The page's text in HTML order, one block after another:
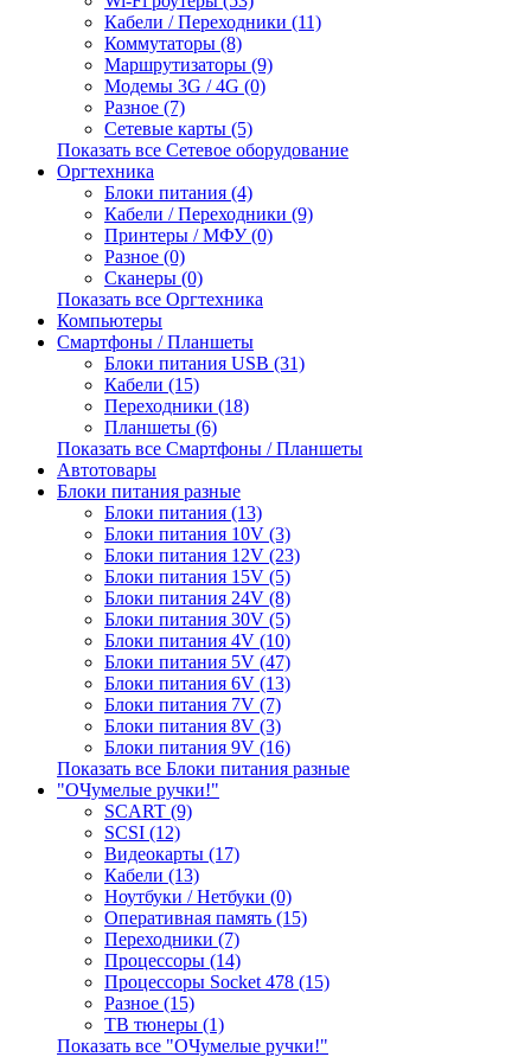
Кабели / Переходники (11)
Коммутаторы (8)
Маршрутизаторы (9)
Модемы 3G / 4G (0)
Разное (7)
Сетевые карты (5)
Показать все Сетевое оборудование
Оргтехника
Блоки питания (4)
Кабели / Переходники (9)
Принтеры / МФУ (0)
Разное (0)
Сканеры (0)
Показать все Оргтехника
Компьютеры
Смартфоны / Планшеты
Блоки питания USB (31)
Кабели (15)
Переходники (18)
Планшеты (6)
Показать все Смартфоны / Планшеты
Автотовары
Блоки питания разные
Блоки питания (13)
Блоки питания 10V (3)
Блоки питания 12V (23)
Блоки питания 15V (5)
Блоки питания 24V (8)
Блоки питания 30V (5)
Блоки питания 4V (10)
Блоки питания 5V (47)
Блоки питания 6V (13)
Блоки питания 7V (7)
Блоки питания 8V (3)
Блоки питания 9V (16)
Показать все Блоки питания разные
"ОЧумелые ручки!"
SCART (9)
SCSI (12)
Видеокарты (17)
Кабели (13)
Ноутбуки / Нетбуки (0)
Оперативная память (15)
Переходники (7)
Процессоры (14)
Процессоры Socket 478 (15)
Разное (15)
ТВ тюнеры (1)
Показать все "ОЧумелые ручки!"